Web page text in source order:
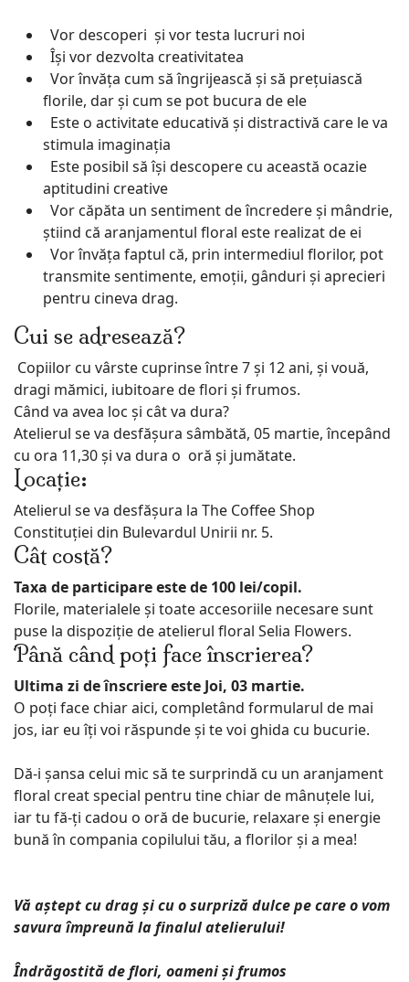
Vor descoperi și vor testa lucruri noi
Își vor dezvolta creativitatea
Vor învăța cum să îngrijească și să prețuiască
florile, dar și cum se pot bucura de ele
Este o activitate educativă și distractivă care le va
stimula imaginația
Este posibil să își descopere cu această ocazie
aptitudini creative
Vor căpăta un sentiment de încredere și mândrie,
știind că aranjamentul floral este realizat de ei
Vor învăța faptul că, prin intermediul florilor, pot
transmite sentimente, emoții, gânduri și aprecieri
pentru cineva drag.
Cui se adresează?
Copiilor cu vârste cuprinse între 7 și 12 ani, și vouă,
dragi mămici, iubitoare de flori și frumos.
Când va avea loc și cât va dura?
Atelierul se va desfășura sâmbătă, 05 martie, începând
cu ora 11,30 și va dura o oră și jumătate.
Locație:
Atelierul se va desfășura la The Coffee Shop
Constituției din Bulevardul Unirii nr. 5.
Cât costă?
Taxa de participare este de 100 lei/copil.
Florile, materialele și toate accesoriile necesare sunt
puse la dispoziție de atelierul floral Selia Flowers.
Până când poți face înscrierea?
Ultima zi de înscriere este Joi, 03 martie.
O poți face chiar aici, completând formularul de mai
jos, iar eu îți voi răspunde și te voi ghida cu bucurie.
Dă-i șansa celui mic să te surprindă cu un aranjament
floral creat special pentru tine chiar de mânuțele lui,
iar tu fă-ți cadou o oră de bucurie, relaxare și energie
bună în compania copilului tău, a florilor și a mea!
Vă aștept cu drag și cu o surpriză dulce pe care o vom
savura împreună la finalul atelierului!
Îndrăgostită de flori, oameni și frumos